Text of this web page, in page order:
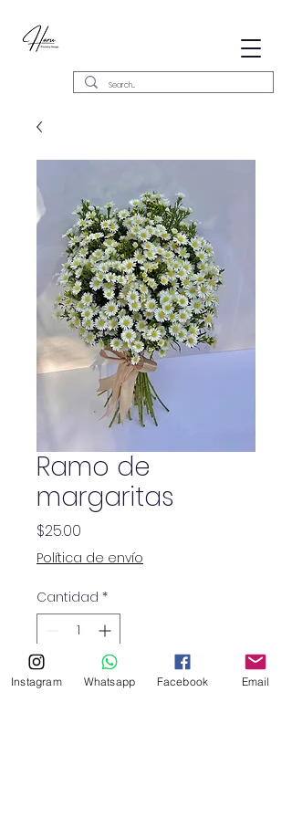
Ramo de
margaritas
$25.00
Política de envío
Cantidad *
Ramo de montecasino
Instagram Whatsapp Facebook Email